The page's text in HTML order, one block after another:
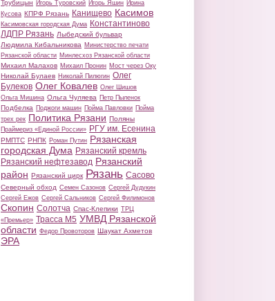
Трубицын Игорь Туровский Игорь Яшин Ирина
Кусова КПРФ Рязань Канищево Касимов
Касимовская городская Дума Константиново
ЛДПР Рязань Лыбедский бульвар
Людмила Кибальникова Министерство печати
Рязанской области Минлесхоз Рязанской области
Михаил Малахов Михаил Пронин Мост через Оку
Николай Булаев Николай Пилюгин Олег
Булеков Олег Ковалев Олег Шишов
Ольга Мишина Ольга Чуляева Петр Пыленок
Подбелка Поджоги машин Пойма Павловки Пойма
трех рек Политика Рязани Поляны
Праймериз «Единой России» РГУ им. Есенина
РМПТС РНПК Роман Путин Рязанская
городская Дума Рязанский кремль
Рязанский нефтезавод Рязанский
район Рязанский цирк Рязань Сасово
Северный обход Семен Сазонов Сергей Дудукин
Сергей Ежов Сергей Сальников Сергей Филимонов
Скопин Солотча Спас-Клепики ТРЦ
«Премьер» Трасса М5 УМВД Рязанской
области Федор Провоторов Шаукат Ахметов
ЭРА